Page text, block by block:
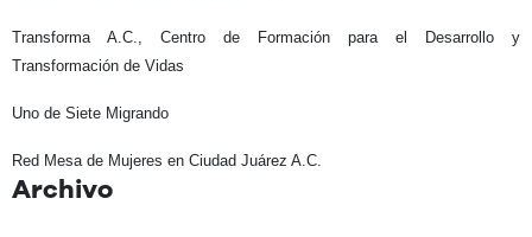
Transforma A.C., Centro de Formación para el Desarrollo y
Transformación de Vidas
Uno de Siete Migrando
Red Mesa de Mujeres en Ciudad Juárez A.C.
Archivo